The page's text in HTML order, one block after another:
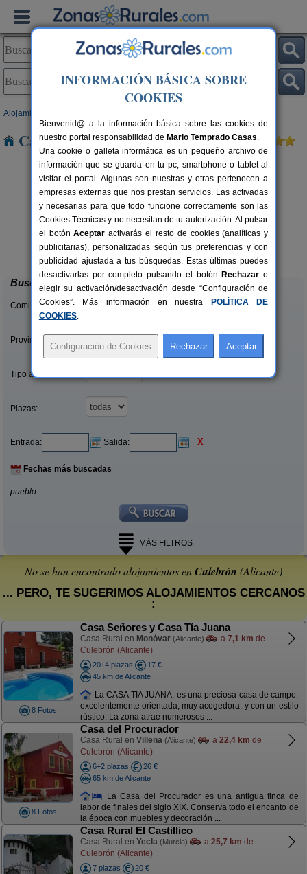
Alojamientos
Casas Rurales cerca de Culebrón
2-28+5 pers.
desde20 €
Masia L´Ancornia
Tibi (Alicante)
Buscar
Comunidades:
Provincias/Islas:
Tipo alquiler:
Plazas:
Entrada: Salida: X
Fechas más buscadas
pueblo:
MÁS FILTROS
No se han encontrado alojamientos enCulebrón (Alicante)
... PERO, TE SUGERIMOS ALOJAMIENTOS CERCANOS
:
8 Fotos
Casa Señores y Casa Tía Juana
Casa Rural en Monóvar (Alicante) a 7,1 km de
Culebrón (Alicante)
20+4 plazas
17 €
45 km de Alicante
La CASA TIA JUANA, es una preciosa casa de campo,
excelentemente orientada, muy acogedora, y con un estilo
rústico. La zona atrae numerosos ...
8 Fotos
Casa del Procurador
Casa Rural en Villena (Alicante) a 22,4 km de
Culebrón (Alicante)
6+2 plazas
26 €
65 km de Alicante
La Casa del Procurador es una antigua finca de
labor de finales del siglo XIX. Conserva todo el encanto de
la época con muebles y decoración ...
Casa Rural El Castillico
Casa Rural en Yecla (Murcia) a 25,7 km de
Culebrón (Alicante)
7 plazas
20 €
INFORMACIÓN BÁSICA SOBRE
COOKIES
Bienvenid@ a la información básica sobre las cookies de
nuestro portal responsabilidad de Mario Temprado Casas.
Una cookie o galleta informática es un pequeño archivo de
información que se guarda en tu pc, smartphone o tablet al
visitar el portal. Algunas son nuestras y otras pertenecen a
empresas externas que nos prestan servicios. Las activadas
y necesarias para que todo funcione correctamente son las
Cookies Técnicas y no necesitan de tu autorización. Al pulsar
el botónAceptar activarás el resto de cookies (analíticas y
publicitarias), personalizadas según tus preferencias y con
publicidad ajustada a tus búsquedas. Estas últimas puedes
desactivarlas por completo pulsando el botón Rechazar o
elegir su activación/desactivación desde “Configuración de
Cookies”. Más información en nuestra
POLÍTICA DE
COOKIES.